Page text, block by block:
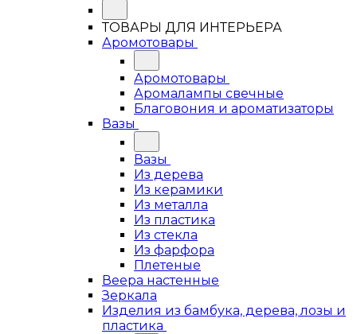
ТОВАРЫ ДЛЯ ИНТЕРЬЕРА
Аромотовары
Аромотовары
Аромалампы свечные
Благовония и ароматизаторы
Вазы
Вазы
Из дерева
Из керамики
Из металла
Из пластика
Из стекла
Из фарфора
Плетеные
Веера настенные
Зеркала
Изделия из бамбука, дерева, лозы и
пластика